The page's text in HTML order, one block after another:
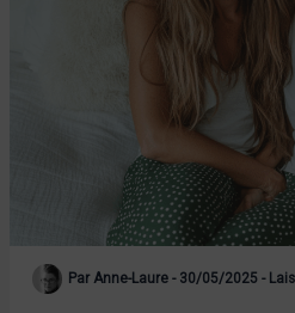
Par Anne-Laure- 30/05/2025-